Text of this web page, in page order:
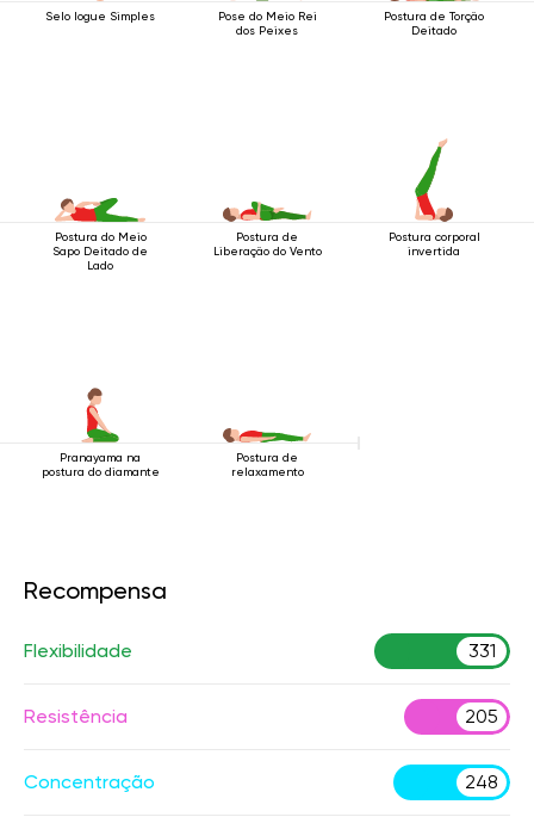
Selo Iogue Simples
Pose do Meio Rei
dos Peixes
Postura de Torção
Deitado
Postura do Meio
Sapo Deitado de
Lado
Postura de
Liberação do Vento
Postura corporal
invertida
Pranayama na
postura do diamante
Postura de
relaxamento
Recompensa
Flexibilidade 331
Resistência 205
Concentração 248